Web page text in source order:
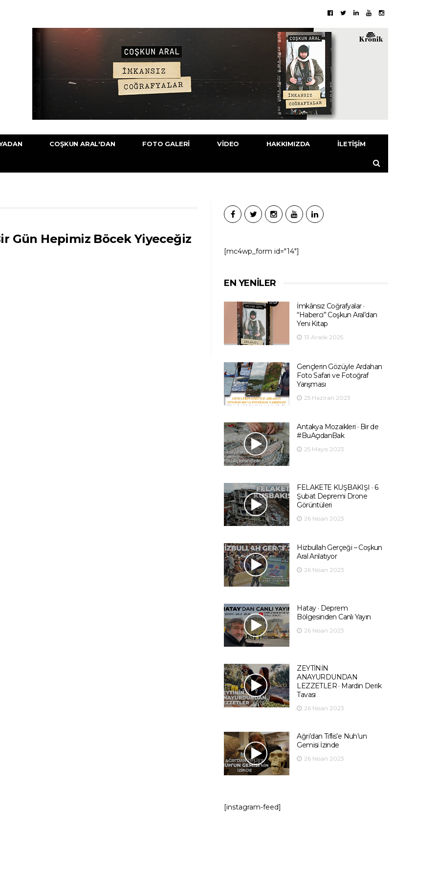
COŞKUN ARAL'DAN FOTO GALERI VIDEO HAKKIMIZDA İLETIŞIM
Gün Hepimiz Böcek Yiyeceğiz
[mc4wp_form id="14"]
EN YENILER
İmkânsız Coğrafyalar ·
“Haberci” Coşkun Aral’dan
Yeni Kitap
13 Aralık 2025
Gençlerin Gözüyle Ardahan
Foto Safari ve Fotoğraf
Yarışması
25 Haziran 2023
Antakya Mozaikleri · Bir de
#BuAçıdanBak
25 Mayıs 2023
FELAKETE KUŞBAKIŞI · 6
Şubat Depremi Drone
Görüntüleri
26 Nisan 2023
Hizbullah Gerçeği – Coşkun
Aral Anlatıyor
26 Nisan 2023
Hatay · Deprem
Bölgesinden Canlı Yayın
26 Nisan 2023
ZEYTİNİN
ANAYURDUNDAN
LEZZETLER · Mardin Derik
Tavası
26 Nisan 2023
Ağrı’dan Tiflis’e Nuh’un
Gemisi İzinde
26 Nisan 2023
[instagram-feed]